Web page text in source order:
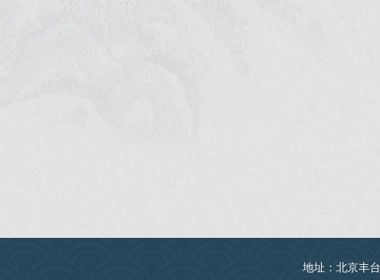
地址：北京丰